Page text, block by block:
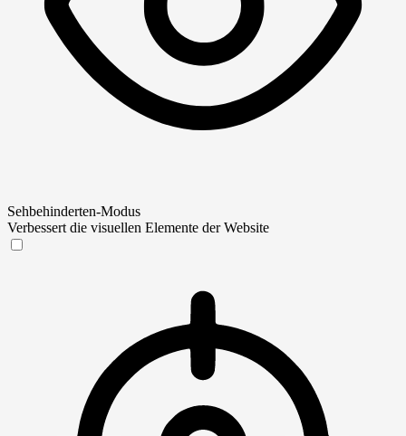
Sehbehinderten-Modus
Verbessert die visuellen Elemente der Website